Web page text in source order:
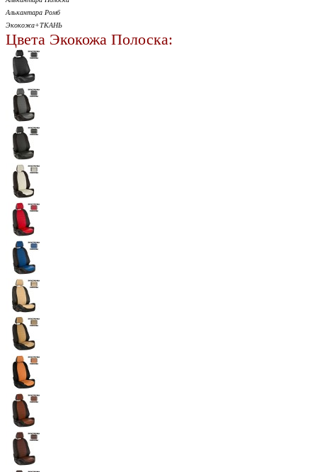
Алькантара Ромб
Экокожа+ТКАНЬ
Цвета Экокожа Полоска: